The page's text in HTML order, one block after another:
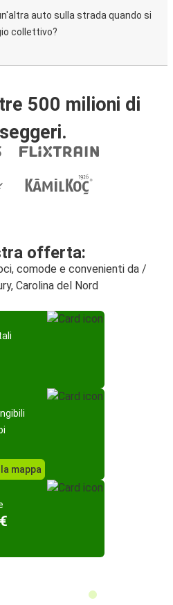
auto sulla strada quando si
collettivo?
500 milioni di
offerta:
comode e convenienti da /
Carolina del Nord
mappa